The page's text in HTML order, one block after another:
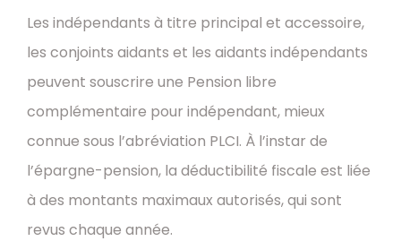
Les indépendants à titre principal et accessoire,
les conjoints aidants et les aidants indépendants
peuvent souscrire une Pension libre
complémentaire pour indépendant, mieux
connue sous l’abréviation PLCI. À l’instar de
l’épargne-pension, la déductibilité fiscale est liée
à des montants maximaux autorisés, qui sont
revus chaque année.